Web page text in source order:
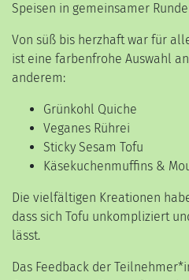
Speisen in gemeinsamer
Von süß bis herzhaft war für
ist eine farbenfrohe Auswahl
anderem:
Grünkohl Quiche
Veganes Rührei
Sticky Sesam Tofu
Käsekuchenmuffins &
Die vielfältigen Kreationen
dass sich Tofu unkompliziert
lässt.
Das Feedback der